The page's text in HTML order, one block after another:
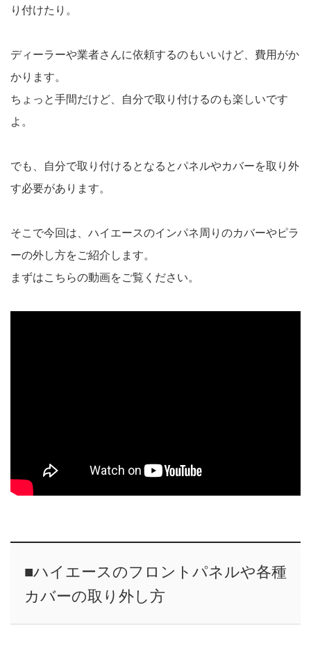
り付けたり。
ディーラーや業者さんに依頼するのもいいけど、費用がか
かります。
ちょっと手間だけど、自分で取り付けるのも楽しいです
よ。
でも、自分で取り付けるとなるとパネルやカバーを取り外
す必要があります。
そこで今回は、ハイエースのインパネ周りのカバーやピラ
ーの外し方をご紹介します。
まずはこちらの動画をご覧ください。
■ハイエースのフロントパネルや各種
カバーの取り外し方